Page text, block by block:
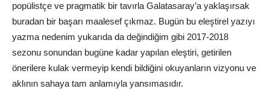
popülistçe ve pragmatik bir tavırla Galatasaray’a yaklaşırsak
buradan bir başarı maalesef çıkmaz. Bugün bu eleştirel yazıyı
yazma nedenim yukarıda da değindiğim gibi 2017-2018
sezonu sonundan bugüne kadar yapılan eleştiri, getirilen
önerilere kulak vermeyip kendi bildiğini okuyanların vizyonu ve
aklının sahaya tam anlamıyla yansımasıdır.